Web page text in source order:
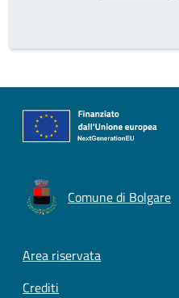
Comune di Bolgare
Footer menu
Area riservata
Crediti